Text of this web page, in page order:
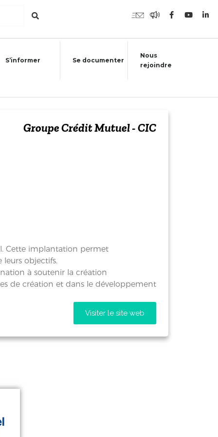
S’informer Se documenter
Nous
rejoindre
Groupe Crédit Mutuel - CIC
Cette implantation permet
leurs objectifs.
à soutenir la création
de création et dans le développement
Visiter le site web